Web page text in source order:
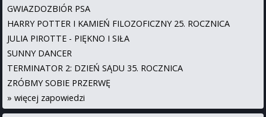
GWIAZDOZBIÓR PSA
HARRY POTTER I KAMIEŃ FILOZOFICZNY 25. ROCZNICA
JULIA PIROTTE - PIĘKNO I SIŁA
SUNNY DANCER
TERMINATOR 2: DZIEŃ SĄDU 35. ROCZNICA
ZRÓBMY SOBIE PRZERWĘ
» więcej zapowiedzi